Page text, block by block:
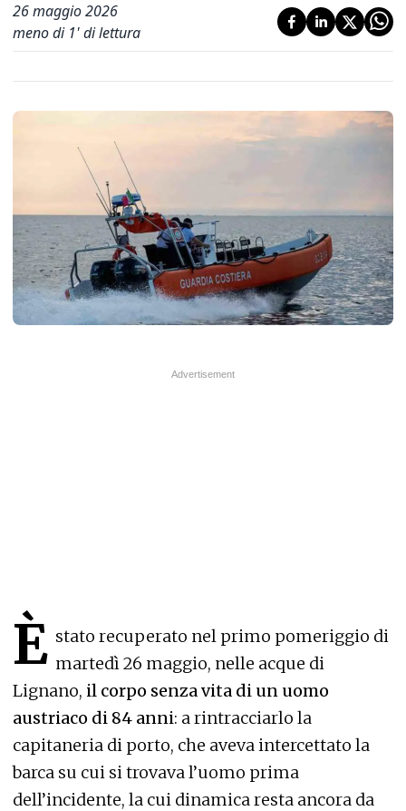
26 maggio 2026
meno di 1' di lettura
È stato recuperato nel primo pomeriggio di
martedì 26 maggio, nelle acque di
Lignano, il corpo senza vita di un uomo
austriaco di 84 anni: a rintracciarlo la
capitaneria di porto, che aveva intercettato la
barca su cui si trovava l’uomo prima
dell’incidente, la cui dinamica resta ancora da